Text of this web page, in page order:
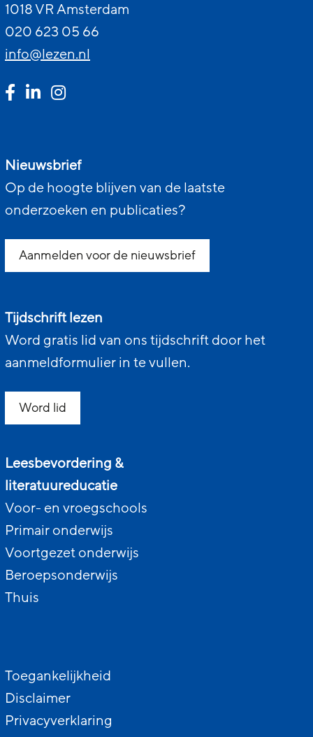
1018 VR Amsterdam
020 623 05 66
info@lezen.nl
Nieuwsbrief
Op de hoogte blijven van de laatste
onderzoeken en publicaties?
Aanmelden voor de nieuwsbrief
Tijdschrift lezen
Word gratis lid van ons tijdschrift door het
aanmeldformulier in te vullen.
Word lid
Leesbevordering &
literatuureducatie
Voor- en vroegschools
Primair onderwijs
Voortgezet onderwijs
Beroepsonderwijs
Thuis
Toegankelijkheid
Disclaimer
Privacyverklaring